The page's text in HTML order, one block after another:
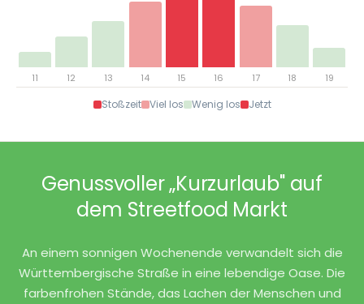
11 12 13 14 15 16 17 18 19
Stoßzeit Viel los Wenig los Jetzt
Genussvoller „Kurzurlaub" auf
dem Streetfood Markt
An einem sonnigen Wochenende verwandelt sich die
Württembergische Straße in eine lebendige Oase. Die
farbenfrohen Stände, das Lachen der Menschen und